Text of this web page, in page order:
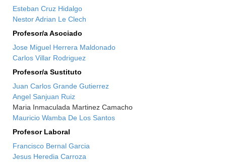
Esteban Cruz Hidalgo
Nestor Adrian Le Clech
Profesor/a Asociado
Jose Miguel Herrera Maldonado
Carlos Villar Rodriguez
Profesor/a Sustituto
Juan Carlos Grande Gutierrez
Angel Sanjuan Ruiz
Maria Inmaculada Martinez Camacho
Mauricio Wamba De Los Santos
Profesor Laboral
Francisco Bernal Garcia
Jesus Heredia Carroza